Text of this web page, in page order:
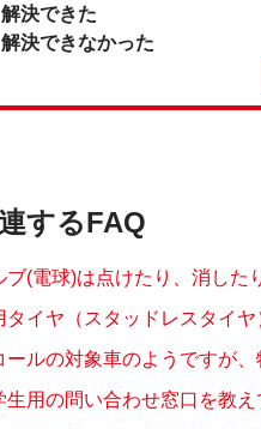
解決できた
解決できなかった
するFAQ
ブ(電球)は点けたり、消した
タイヤ（スタッドレスタイ
ールの対象車のようですが
生用の問い合わせ窓口を教え